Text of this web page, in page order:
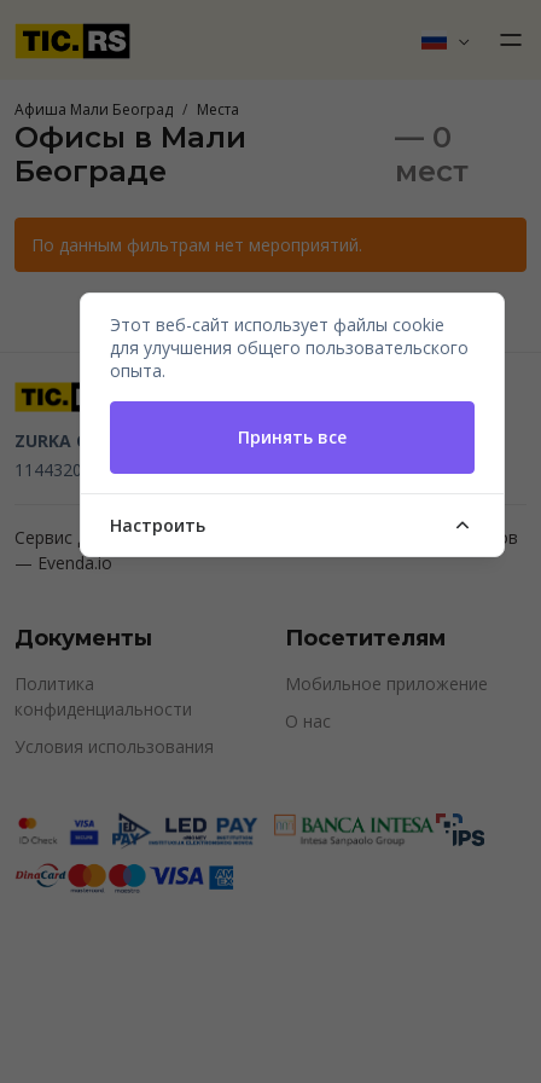
Афиша Мали Београд Места
Офисы в Мали
Београде
— 0
мест
По данным фильтрам нет мероприятий.
ZURKA CE BITI DOO Beograd, Kraljice Natalije 11
114432064, MB 22023195,mail@tic.rs, +381 63 173 3142
Сервис для организаторов мероприятий и продажи билетов
— Evenda.io
Документы
Политика
конфиденциальности
Условия использования
Посетителям
Мобильное приложение
О нас
Этот веб-сайт использует файлы cookie
для улучшения общего пользовательского
опыта.
Принять все
Настроить